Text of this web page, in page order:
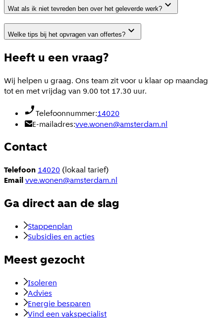
Wat als ik niet tevreden ben over het geleverde werk?
Welke tips bij het opvragen van offertes?
Heeft u een vraag?
Wij helpen u graag. Ons team zit voor u klaar op maandag
tot en met vrijdag van 9.00 tot 17.30 uur.
Telefoonnummer:14020
E-mailadres:vve.wonen@amsterdam.nl
Contact
Telefoon 14020 (lokaal tarief)
Emailvve.wonen@amsterdam.nl
Ga direct aan de slag
Stappenplan
Subsidies en acties
Meest gezocht
Isoleren
Advies
Energie besparen
Vind een vakspecialist